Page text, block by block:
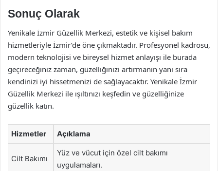
Sonuç Olarak
Yenikale İzmir Güzellik Merkezi, estetik ve kişisel bakım
hizmetleriyle İzmir’de öne çıkmaktadır. Profesyonel kadrosu,
modern teknolojisi ve bireysel hizmet anlayışı ile burada
geçireceğiniz zaman, güzelliğinizi artırmanın yanı sıra
kendinizi iyi hissetmenizi de sağlayacaktır. Yenikale İzmir
Güzellik Merkezi ile ışıltınızı keşfedin ve güzelliğinize
güzellik katın.
Hizmetler Açıklama
Cilt Bakımı
Yüz ve vücut için özel cilt bakımı
uygulamaları.